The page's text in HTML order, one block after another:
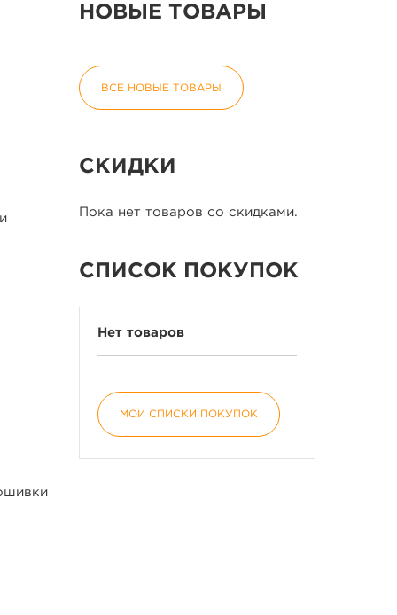
НОВЫЕ ТОВАРЫ
ВСЕ НОВЫЕ ТОВАРЫ
СКИДКИ
Пока нет товаров со скидками.
СПИСОК ПОКУПОК
Нет товаров
МОИ СПИСКИ ПОКУПОК